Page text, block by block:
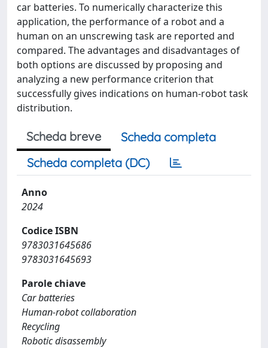
car batteries. To numerically characterize this
application, the performance of a robot and a
human on an unscrewing task are reported and
compared. The advantages and disadvantages of
both options are discussed by proposing and
analyzing a new performance criterion that
successfully gives indications on human-robot task
distribution.
Scheda breve
Scheda completa
Scheda completa (DC)
Anno
2024
Codice ISBN
9783031645686
9783031645693
Parole chiave
Car batteries
Human-robot collaboration
Recycling
Robotic disassembly